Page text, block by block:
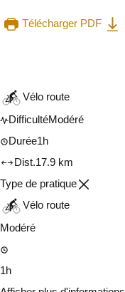
Télécharger PDF
Vélo route
DifficultéModéré
Durée1h
Dist.17.9 km
Type de pratique
Vélo route
Modéré
1h